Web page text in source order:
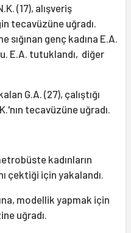
(17), alışveriş
tecavüzüne uğradı.
sığınan genç kadına E.A.
E.A. tutuklandı, diğer
G.A. (27), çalıştığı
tecavüzüne uğradı.
kadınların
çektiği için yakalandı.
modellik yapmak için
uğradı.